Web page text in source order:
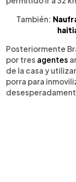
También:
Posteriormente
por tres agentes
de la casa y
porra para